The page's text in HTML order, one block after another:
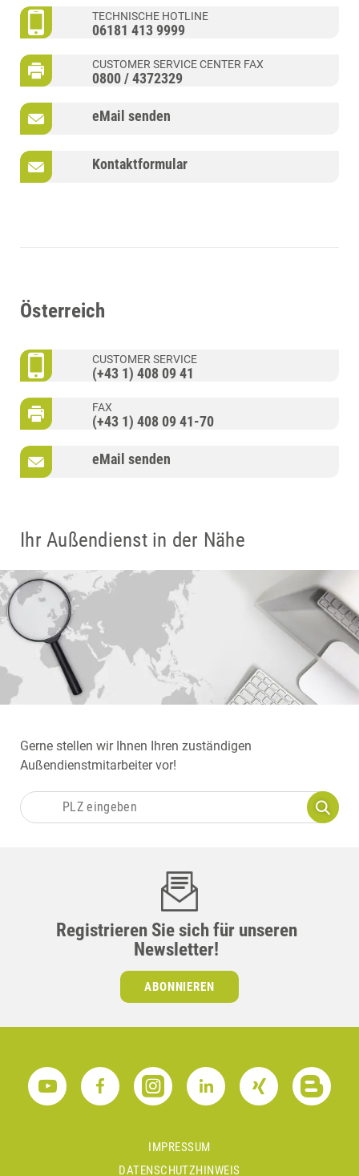
TECHNISCHE HOTLINE
06181 413 9999
CUSTOMER SERVICE CENTER FAX
0800 / 4372329
eMail senden
Kontaktformular
Österreich
CUSTOMER SERVICE
(+43 1) 408 09 41
FAX
(+43 1) 408 09 41-70
eMail senden
Ihr Außendienst in der Nähe
Gerne stellen wir Ihnen Ihren zuständigen
Außendienstmitarbeiter vor!
Registrieren Sie sich für unseren
Newsletter!
ABONNIEREN
IMPRESSUM
DATENSCHUTZHINWEIS